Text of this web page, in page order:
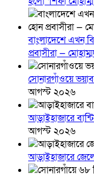
বাংলাদেশে এখন
প্রবাসীরা —
সোনারগাঁওয়ে
আগস্ট ২০২৬
আড়াইহাজারে
আগস্ট ২০২৬
আড়াইহাজারে